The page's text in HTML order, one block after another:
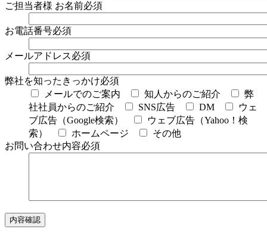
ご担当者様 お名前必須
お電話番号必須
メールアドレス必須
弊社を知ったきっかけ必須
メールでのご案内
知人からのご紹介
弊
社社員からのご紹介
SNS広告 DM
ウェ
ブ広告（Google検索）
ウェブ広告（Yahoo！検
索）
ホームページ
その他
お問い合わせ内容必須